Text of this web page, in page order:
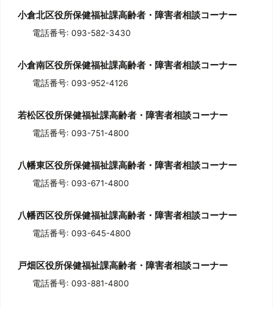
電話番号: 093-582-3430
電話番号: 093-952-4126
電話番号: 093-751-4800
電話番号: 093-671-4800
電話番号: 093-645-4800
電話番号: 093-881-4800